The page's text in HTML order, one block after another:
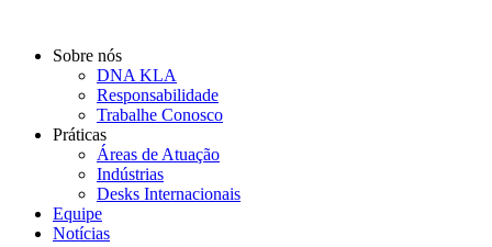
Sobre nós
DNA KLA
Responsabilidade
Trabalhe Conosco
Práticas
Áreas de Atuação
Indústrias
Desks Internacionais
Equipe
Notícias